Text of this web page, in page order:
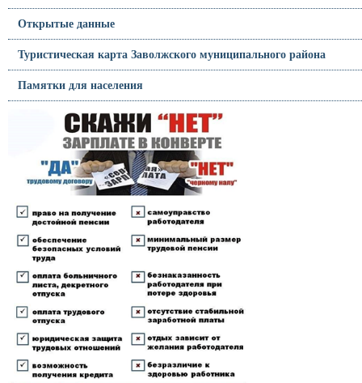
Открытые данные
Туристическая карта Заволжского муниципального района
Памятки для населения